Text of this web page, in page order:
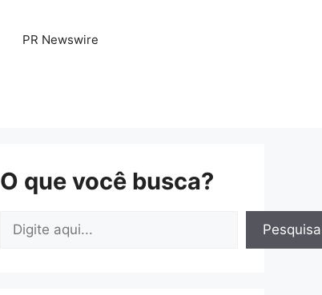
PR Newswire
O que você busca?
Pesquisar